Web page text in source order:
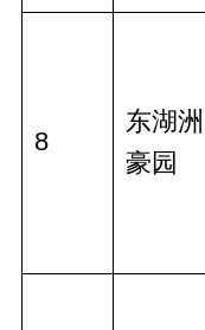
8
东湖洲
豪园